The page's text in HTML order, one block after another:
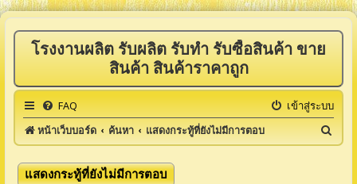
โรงงานผลิต รับผลิต รับทำ รับซื้อสินค้า ขาย
สินค้า สินค้าราคาถูก
FAQ
เข้าสู่ระบบ
หน้าเว็บบอร์ด
ค้นหา แสดงกระทู้ที่ยังไม่มีการตอบ
น
แสดงกระทู้ที่ยังไม่มีการตอบ